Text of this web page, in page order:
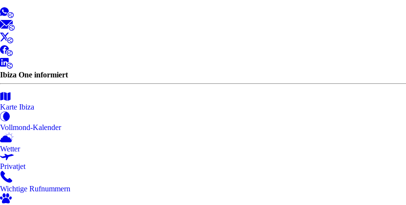
Ibiza One informiert
Karte Ibiza
Vollmond-Kalender
Wetter
Privatjet
Wichtige Rufnummern